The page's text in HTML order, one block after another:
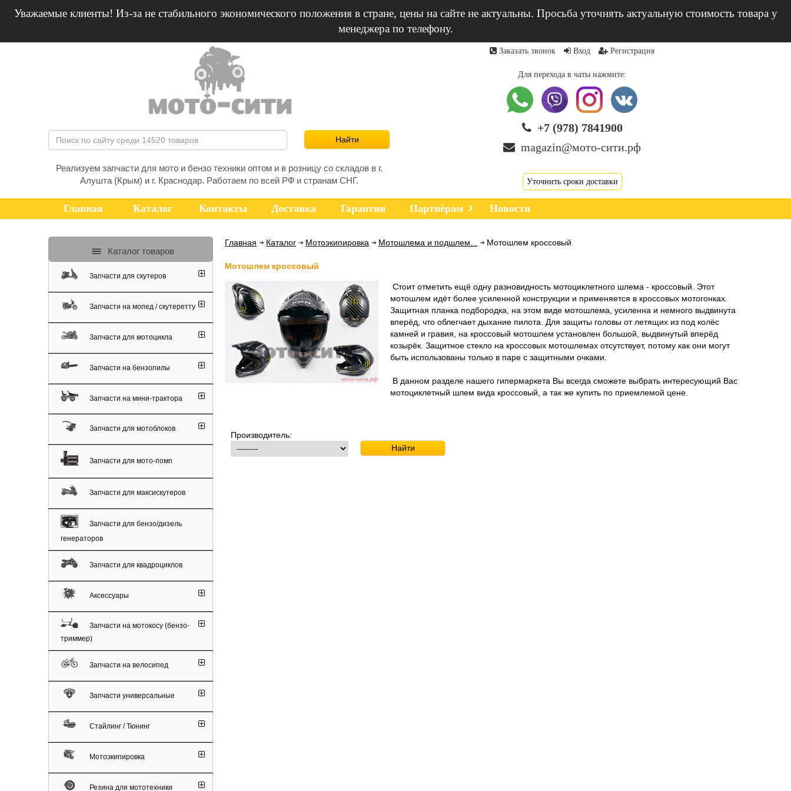
Уважаемые клиенты! Из-за не стабильного экономического положения в стране, цены на сайте не актуальны. Просьба уточнять актуальную стоимость товара у
менеджера по телефону.
Реализуем запчасти для мото и бензо техники оптом и в розницу со складов в г.
Алушта (Крым) и г. Краснодар. Работаем по всей РФ и странам СНГ.
Заказать звонок Вход Регистрация
Для перехода в чаты нажмите:
+7 (978) 7841900
magazin@мото-сити.рф
Уточнить сроки доставки
Главная Каталог Контакты Доставка Гарантии Партнёрам Новости
Главная Каталог Мотоэкипировка Мотошлема и подшлем... Мотошлем кроссовый
Мотошлем кроссовый
Стоит отметить ещё одну разновидность мотоциклетного шлема - кроссовый. Этот
мотошлем идёт более усиленной конструкции и применяется в кроссовых мотогонках.
Защитная планка подбородка, на этом виде мотошлема, усиленна и немного выдвинута
вперёд, что облегчает дыхание пилота. Для защиты головы от летящих из под колёс
камней и гравия, на кроссовый мотошлем установлен большой, выдвинутый вперёд
козырёк. Защитное стекло на кроссовых мотошлемах отсутствует, потому как они могут
быть использованы только в паре с защитными очками.
В данном разделе нашего гипермаркета Вы всегда сможете выбрать интересующий Вас
мотоциклетный шлем вида кроссовый, а так же купить по приемлемой цене.
Производитель:
Каталог товаров
Запчасти для скутеров
Запчасти на мопед / скутеретту
Запчасти для мотоцикла
Запчасти на бензопилы
Запчасти на мини-трактора
Запчасти для мотоблоков
Запчасти для мото-помп
Запчасти для максискутеров
Запчасти для бензо/дизель
генераторов
Запчасти для квадроциклов
Аксессуары
Запчасти на мотокосу (бензо-
триммер)
Запчасти на велосипед
Запчасти универсальные
Стайлинг / Тюнинг
Мотоэкипировка
Резина для мототехники